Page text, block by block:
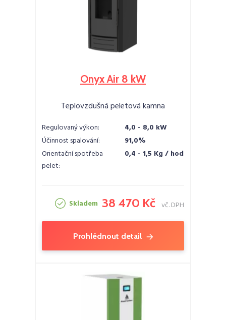
Onyx Air 8 kW
Teplovzdušná peletová kamna
Regulovaný výkon:
4,0 - 8,0 kW
Účinnost spalování:
91,0%
Orientační spotřeba
pelet:
0,4 - 1,5 Kg / hod
Skladem 38 470 Kč vč. DPH
Prohlédnout detail